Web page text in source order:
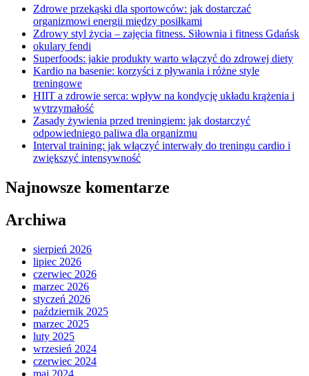
Zdrowe przekąski dla sportowców: jak dostarczać
organizmowi energii między posiłkami
Zdrowy styl życia – zajęcia fitness. Siłownia i fitness Gdańsk
okulary fendi
Superfoods: jakie produkty warto włączyć do zdrowej diety
Kardio na basenie: korzyści z pływania i różne style
treningowe
HIIT a zdrowie serca: wpływ na kondycję układu krążenia i
wytrzymałość
Zasady żywienia przed treningiem: jak dostarczyć
odpowiedniego paliwa dla organizmu
Interval training: jak włączyć interwały do treningu cardio i
zwiększyć intensywność
Najnowsze komentarze
Archiwa
sierpień 2026
lipiec 2026
czerwiec 2026
marzec 2026
styczeń 2026
październik 2025
marzec 2025
luty 2025
wrzesień 2024
czerwiec 2024
maj 2024